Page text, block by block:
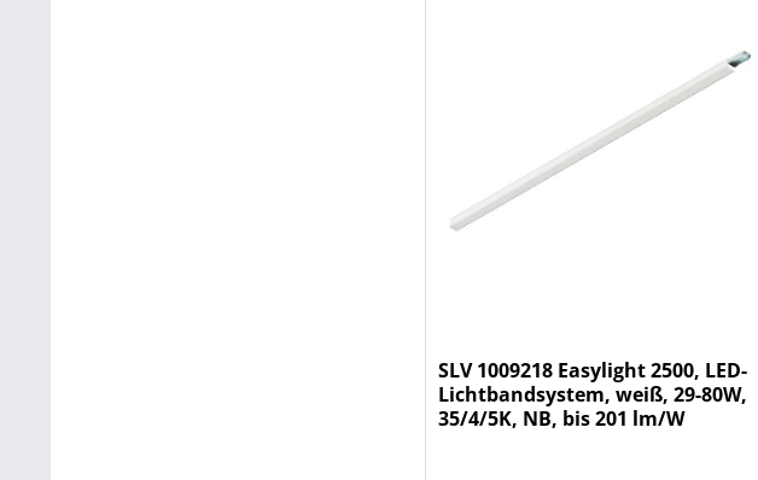
SLV 1009218 Easylight 2500, LED-
Lichtbandsystem, weiß, 29-80W,
35/4/5K, NB, bis 201 lm/W